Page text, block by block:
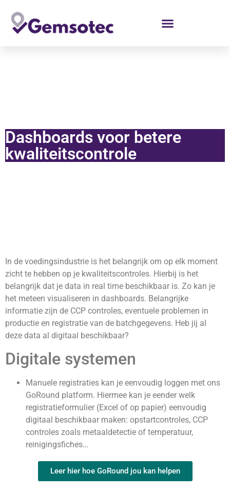
Dashboards voor betere
kwaliteitscontrole
In de voedingsindustrie is het belangrijk om op elk moment
zicht te hebben op je kwaliteitscontroles. Hierbij is het
belangrijk dat je data in real time beschikbaar is. Zo kan je
het meteen visualiseren in dashboards. Belangrijke
informatie zijn de CCP controles, eventuele problemen in
productie en registratie van de batchgegevens. Heb jij al
deze data al digitaal beschikbaar?
Digitale systemen
Manuele registraties kan je eenvoudig loggen met ons
GoRound platform. Hiermee kan je eender welk
registratieformulier (Excel of op papier) eenvoudig
digitaal beschikbaar maken: opstartcontroles, CCP
controles zoals metaaldetectie of temperatuur,
reinigingsfiches…
Leer hier hoe GoRound jou kan helpen